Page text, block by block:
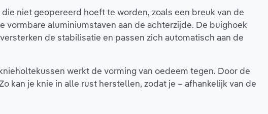
niet geopereerd hoeft te worden, zoals een breuk van de
aluminiumstaven aan de achterzijde. De buighoek
de stabilisatie en passen zich automatisch aan de
werkt de vorming van oedeem tegen. Door de
kan je knie in alle rust herstellen, zodat je – afhankelijk van de